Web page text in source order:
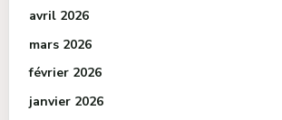
avril 2026
mars 2026
février 2026
janvier 2026